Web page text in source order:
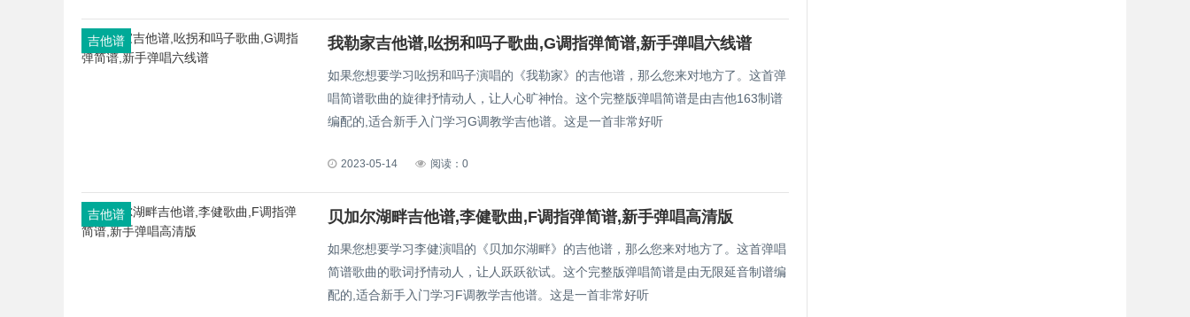
吉他谱 我勒家吉他谱,吆拐和吗子歌曲,G调指弹简谱,新手弹唱六线谱
如果您想要学习吆拐和吗子演唱的《我勒家》的吉他谱，那么您来对地方了。这首弹
唱简谱歌曲的旋律抒情动人，让人心旷神怡。这个完整版弹唱简谱是由吉他163制谱
编配的,适合新手入门学习G调教学吉他谱。这是一首非常好听
2023-05-14 阅读：0
吉他谱 贝加尔湖畔吉他谱,李健歌曲,F调指弹简谱,新手弹唱高清版
如果您想要学习李健演唱的《贝加尔湖畔》的吉他谱，那么您来对地方了。这首弹唱
简谱歌曲的歌词抒情动人，让人跃跃欲试。这个完整版弹唱简谱是由无限延音制谱编
配的,适合新手入门学习F调教学吉他谱。这是一首非常好听